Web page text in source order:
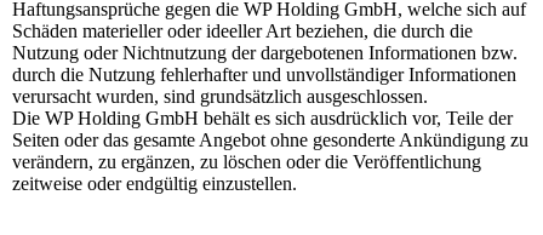
Haftungsansprüche gegen die WP Holding GmbH, welche sich auf
Schäden materieller oder ideeller Art beziehen, die durch die
Nutzung oder Nichtnutzung der dargebotenen Informationen bzw.
durch die Nutzung fehlerhafter und unvollständiger Informationen
verursacht wurden, sind grundsätzlich ausgeschlossen.
Die WP Holding GmbH behält es sich ausdrücklich vor, Teile der
Seiten oder das gesamte Angebot ohne gesonderte Ankündigung zu
verändern, zu ergänzen, zu löschen oder die Veröffentlichung
zeitweise oder endgültig einzustellen.